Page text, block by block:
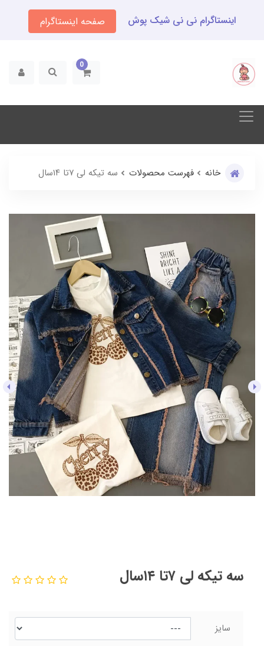
اینستاگرام نی نی شیک پوش صفحه اینستاگرام
0
خانه فهرست محصولات سه تیکه لی ۷تا ۱۴سال
سه تیکه لی ۷تا ۱۴سال
سایز